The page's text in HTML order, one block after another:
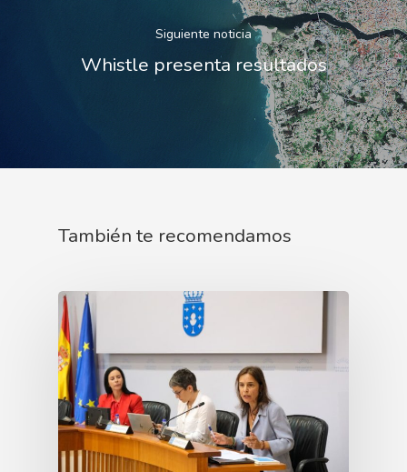
Siguiente noticia
Whistle presenta resultados
También te recomendamos